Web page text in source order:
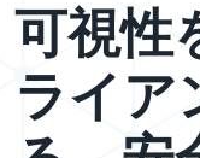
可視性
ライア